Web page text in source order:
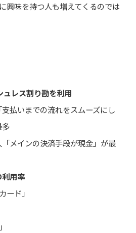
興味を持つ人も増えてくるのでは
レス割り勘を利用
払いまでの流れをスムーズにし
多
メインの決済手段が現金」が最
用率
ード」